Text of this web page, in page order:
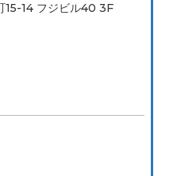
15-14 フジビル40 3F